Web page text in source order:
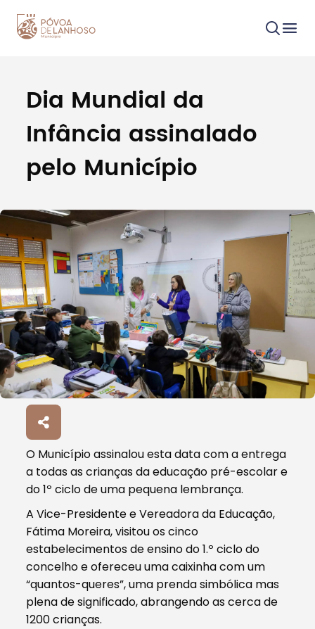
Procurar
Tipo de conteúdo
Filtros
Dia Mundial da
Infância assinalado
pelo Município
O Município assinalou esta data com a entrega
a todas as crianças da educação pré-escolar e
do 1º ciclo de uma pequena lembrança.
A Vice-Presidente e Vereadora da Educação,
Fátima Moreira, visitou os cinco
estabelecimentos de ensino do 1.º ciclo do
concelho e ofereceu uma caixinha com um
“quantos-queres”, uma prenda simbólica mas
plena de significado, abrangendo as cerca de
1200 crianças.